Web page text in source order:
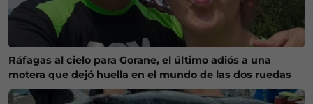
Ráfagas al cielo para Gorane, el último adiós a una
motera que dejó huella en el mundo de las dos ruedas